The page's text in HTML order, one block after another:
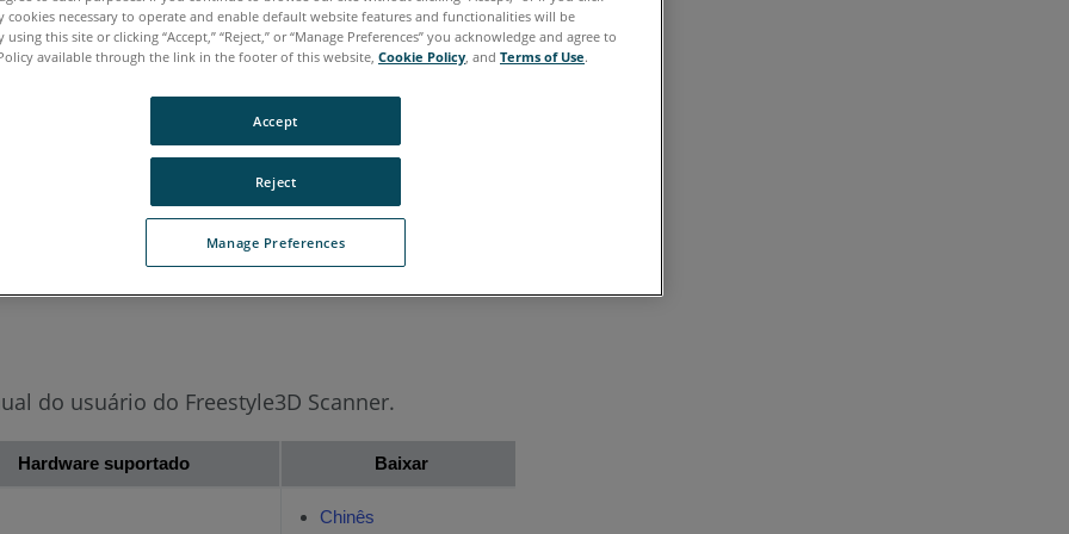
Japonês Português
do usuário do Freestyle3D Scanner.
Hardware suportado Baixar
Chinês
cookies necessary to operate and enable default website features and functionalities will be
using this site or clicking “Accept,” “Reject,” or “Manage Preferences” you acknowledge and agree to
available through the link in the footer of this website, Cookie Policy , and Terms of Use.
Manage Preferences
Reject
Accept